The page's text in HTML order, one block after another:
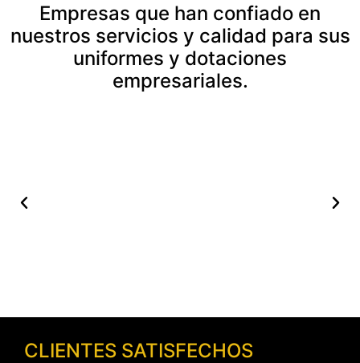
Empresas que han confiado en
nuestros servicios y calidad para sus
uniformes y dotaciones
empresariales.
CLIENTES SATISFECHOS